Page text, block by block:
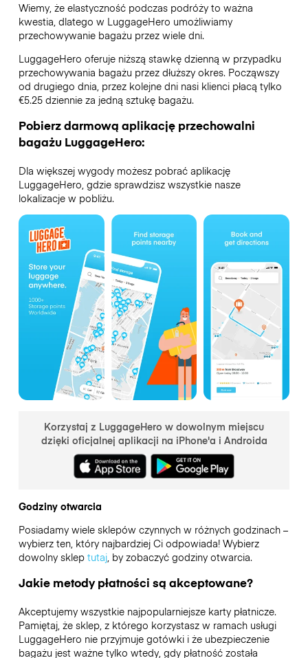
Wiemy, że elastyczność podczas podróży to ważna
kwestia, dlatego w LuggageHero umożliwiamy
przechowywanie bagażu przez wiele dni.
LuggageHero oferuje niższą stawkę dzienną w przypadku
przechowywania bagażu przez dłuższy okres. Począwszy
od drugiego dnia, przez kolejne dni nasi klienci płacą tylko
€5.25 dziennie za jedną sztukę bagażu.
Pobierz darmową aplikację przechowalni
bagażu LuggageHero:
Dla większej wygody możesz pobrać aplikację
LuggageHero, gdzie sprawdzisz wszystkie nasze
lokalizacje w pobliżu.
Korzystaj z LuggageHero w dowolnym miejscu
dzięki oficjalnej aplikacji na iPhone'a i Androida
Godziny otwarcia
Posiadamy wiele sklepów czynnych w różnych godzinach –
wybierz ten, który najbardziej Ci odpowiada! Wybierz
dowolny sklep tutaj, by zobaczyć godziny otwarcia.
Jakie metody płatności są akceptowane?
Akceptujemy wszystkie najpopularniejsze karty płatnicze.
Pamiętaj, że sklep, z którego korzystasz w ramach usługi
LuggageHero nie przyjmuje gotówki i że ubezpieczenie
bagażu jest ważne tylko wtedy, gdy płatność została